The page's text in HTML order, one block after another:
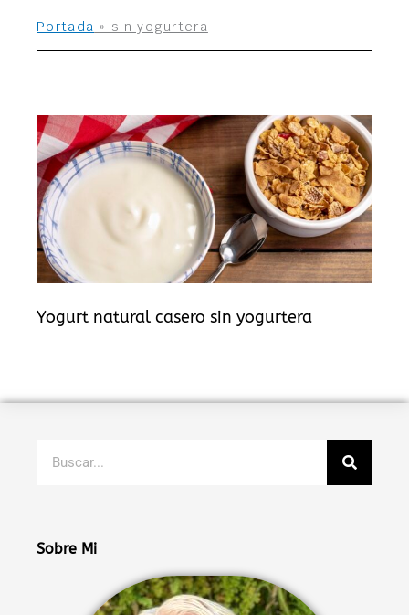
Portada » sin yogurtera
Yogurt natural casero sin yogurtera
Sobre Mi